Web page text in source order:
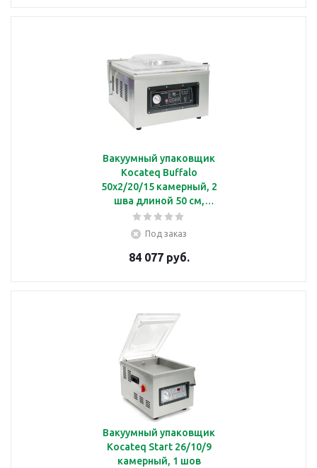
Вакуумный упаковщик
Kocateq Buffalo
50x2/20/15 камерный, 2
шва длиной 50 см,
размер камеры
52х52х6,5 см
Под заказ
84 077 руб.
Вакуумный упаковщик
Kocateq Start 26/10/9
камерный, 1 шов